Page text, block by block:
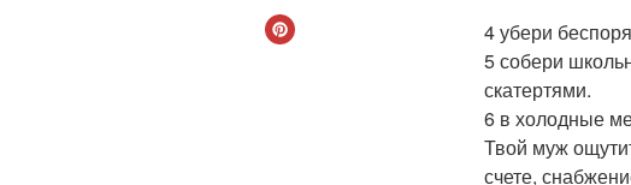
4 убери
5 собери
скатертями.
6 в холодные
Твой муж
счете,